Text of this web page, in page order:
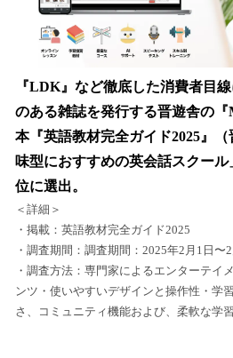
『LDK』など徹底した消費者目
のある雑誌を発行する晋遊舎の
本『英語教材完全ガイド2025』
味型におすすめの英会話スクー
位に選出。
＜詳細＞
・掲載：英語教材完全ガイド2025
・調査期間：調査期間：2025年2月1日〜2
・調査方法：専門家によるエンターテイ
ンツ・使いやすいデザインと操作性・学
さ、コミュニティ機能および、柔軟な学